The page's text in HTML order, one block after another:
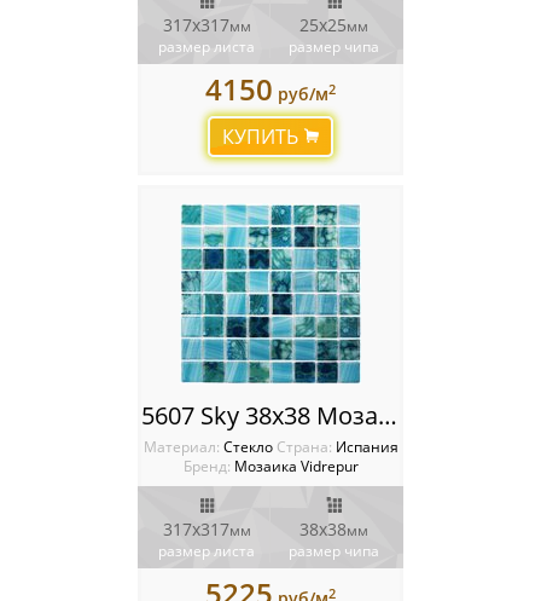
317х317мм
размер листа
25х25мм
размер чипа
4150 руб/м2
КУПИТЬ
5607 Sky 38x38 Мозаика Vidrepur Nature
Материал: Стекло Cтрана: Испания
Бренд: Мозаика Vidrepur
317х317мм
размер листа
38х38мм
размер чипа
2